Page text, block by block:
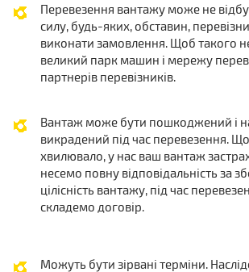
Перевезення вантажу може не
силу, будь-яких, обставин,
виконати замовлення. Щоб такого
великий парк машин і мережу
партнерів перевізників.
Вантаж може бути пошкоджений і
викрадений під час перевезення.
хвилювало, у нас ваш вантаж
несемо повну відповідальність за
цілісність вантажу, під час
складемо договір.
Можуть бути зірвані терміни.